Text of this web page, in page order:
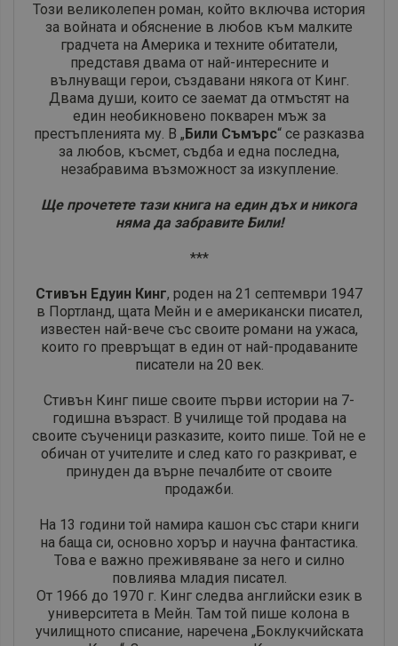
Този великолепен роман, който включва история
за войната и обяснение в любов към малките
градчета на Америка и техните обитатели,
представя двама от най-интересните и
вълнуващи герои, създавани някога от Кинг.
Двама души, които се заемат да отмъстят на
един необикновено покварен мъж за
престъпленията му. В „ Били Съмърс“ се разказва
за любов, късмет, съдба и една последна,
незабравима възможност за изкупление.
Ще прочетете тази книга на един дъх и никога
няма да забравите Били!
***
Стивън Едуин Кинг, роден на 21 септември 1947
в Портланд, щата Мейн и е американски писател,
известен най-вече със своите романи на ужаса,
които го превръщат в един от най-продаваните
писатели на 20 век.
Стивън Кинг пише своите първи истории на 7-
годишна възраст. В училище той продава на
своите съученици разказите, които пише. Той не е
обичан от учителите и след като го разкриват, е
принуден да върне печалбите от своите
продажби.
На 13 години той намира кашон със стари книги
на баща си, основно хорър и научна фантастика.
Това е важно преживяване за него и силно
повлиява младия писател.
От 1966 до 1970 г. Кинг следва английски език в
университета в Мейн. Там той пише колона в
училищното списание, наречена „Боклукчийската